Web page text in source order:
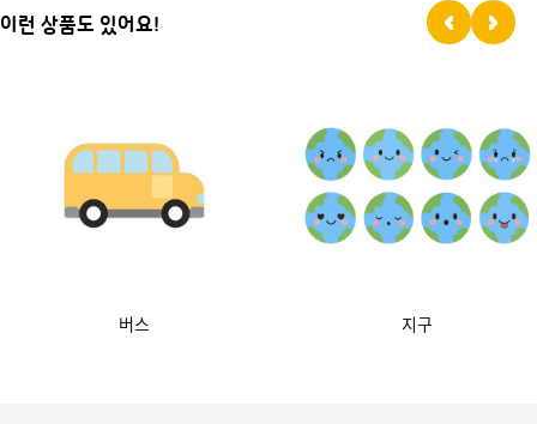
이런 상품도 있어요!
버스 지구